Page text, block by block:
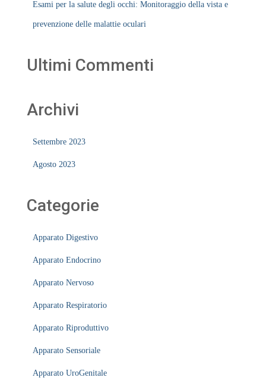
Esami per la salute degli occhi: Monitoraggio della vista e
prevenzione delle malattie oculari
Ultimi Commenti
Archivi
Settembre 2023
Agosto 2023
Categorie
Apparato Digestivo
Apparato Endocrino
Apparato Nervoso
Apparato Respiratorio
Apparato Riproduttivo
Apparato Sensoriale
Apparato UroGenitale